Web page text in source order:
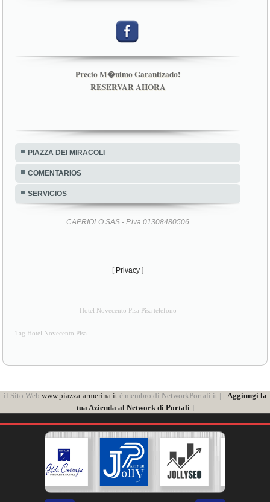
Precio M�nimo Garantizado!
RESERVAR AHORA
PIAZZA DEI MIRACOLI
COMENTARIOS
SERVICIOS
CAPRIOLO SAS - P.iva 01308480506
[ Privacy ]
Hotel Novecento Pisa Pisa telefono
Tag Hotel Novecento Pisa
il Sito Web www.piazza-armerina.itè membro di NetworkPortali.it | [ Aggiungi la
tua Azienda al Network di Portali ]